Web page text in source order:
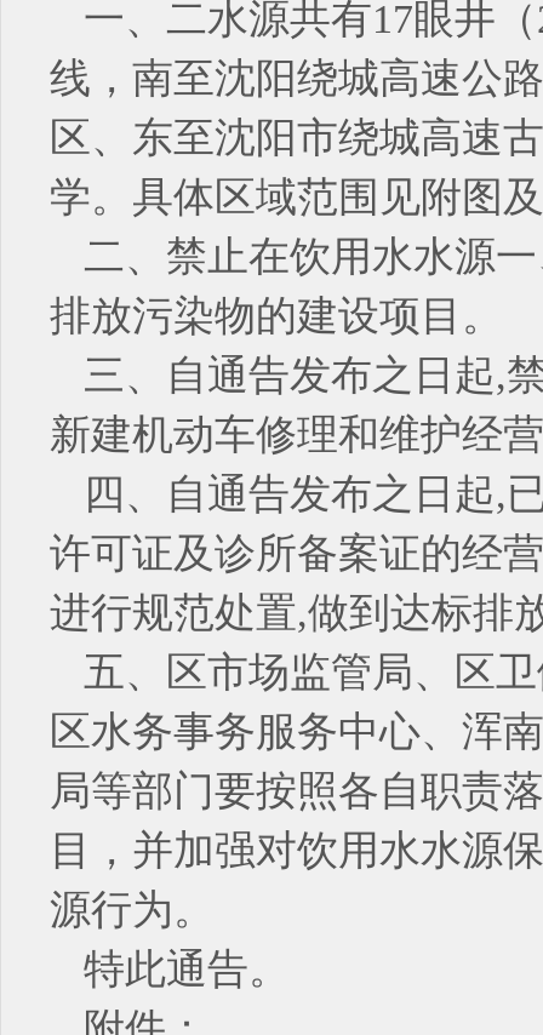
一、二水源共有17眼井
线，南至沈阳绕城高速公
区、东至沈阳市绕城高速
学。具体区域范围见附图
二、禁止在饮用水水源
排放污染物的建设项目。
三、自通告发布之日起,
新建机动车修理和维护经
四、自通告发布之日起,
许可证及诊所备案证的经
进行规范处置,做到达标排
五、区市场监管局、区
区水务事务服务中心、浑
局等部门要按照各自职责
目，并加强对饮用水水源
源行为。
特此通告。